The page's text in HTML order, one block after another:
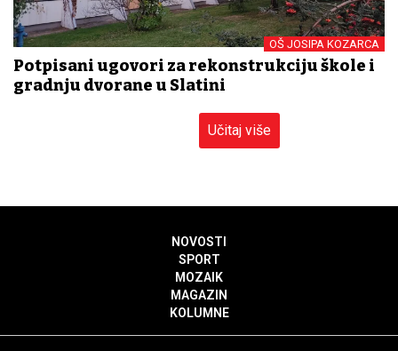
OŠ JOSIPA KOZARCA
Potpisani ugovori za rekonstrukciju škole i
gradnju dvorane u Slatini
Učitaj više
NOVOSTI
SPORT
MOZAIK
MAGAZIN
KOLUMNE